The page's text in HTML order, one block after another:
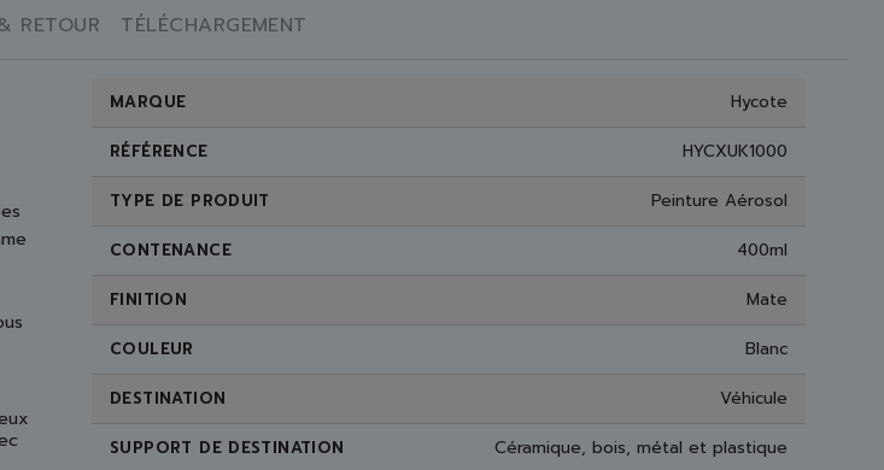
RETOUR TÉLÉCHARGEMENT
MARQUE Hycote
RÉFÉRENCE HYCXUK1000
TYPE DE PRODUIT Peinture Aérosol
CONTENANCE 400ml
FINITION Mate
COULEUR Blanc
DESTINATION Véhicule
SUPPORT DE DESTINATION Céramique, bois, métal et plastique